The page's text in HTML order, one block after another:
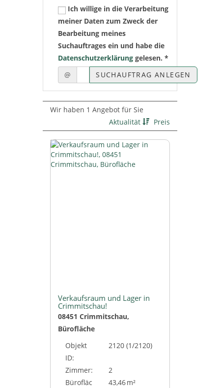
Ich willige in die Verarbeitung
meiner Daten zum Zweck der
Bearbeitung meines
Suchauftrages ein und habe die
Datenschutzerklärung gelesen. *
@
SUCHAUFTRAG ANLEGEN
Wir haben 1 Angebot für Sie
Aktualität
Preis
Verkaufsraum und Lager in
Crimmitschau!
08451 Crimmitschau,
Bürofläche
Objekt
ID:
2120 (1/2120)
Zimmer:
2
Bürofläc
43,46 m²